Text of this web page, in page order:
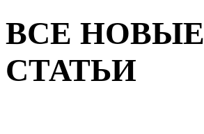
ВСЕ НОВЫЕ
СТАТЬИ